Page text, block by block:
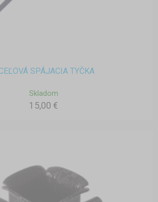
SPÁJACIA TYČKA
Skladom
15,00 €